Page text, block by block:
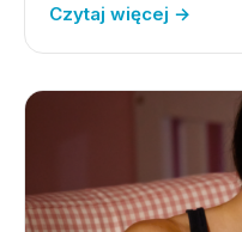
Czytaj więcej →